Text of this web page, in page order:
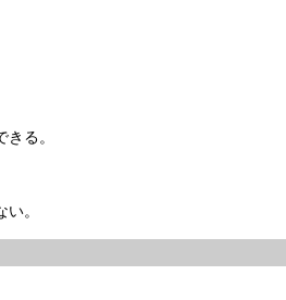
る。
。